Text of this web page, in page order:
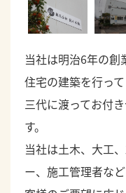
当社は明治6年の
住宅の建築を行っ
三代に渡ってお付
す。
当社は土木、大工
ー、施工管理者な